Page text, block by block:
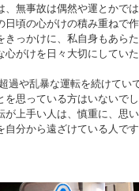
、無事故は偶然や運とかでは
日頃の心がけの積み重ねで
きっかけに、私自身もあら
心がけを日々大切にしてい
過や乱暴な運転を続けてい
を思っている方はいないで
が上手い人は、慎重に、思
自分から遠ざけている人です